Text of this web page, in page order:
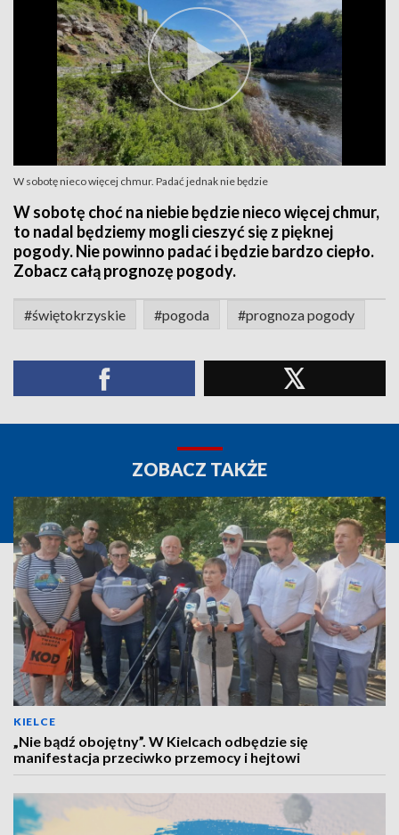
W sobotę nieco więcej chmur. Padać jednak nie będzie
W sobotę choć na niebie będzie nieco więcej chmur,
to nadal będziemy mogli cieszyć się z pięknej
pogody. Nie powinno padać i będzie bardzo ciepło.
Zobacz całą prognozę pogody.
#świętokrzyskie #pogoda #prognoza pogody
ZOBACZ TAKŻE
KIELCE
„Nie bądź obojętny”. W Kielcach odbędzie się
manifestacja przeciwko przemocy i hejtowi